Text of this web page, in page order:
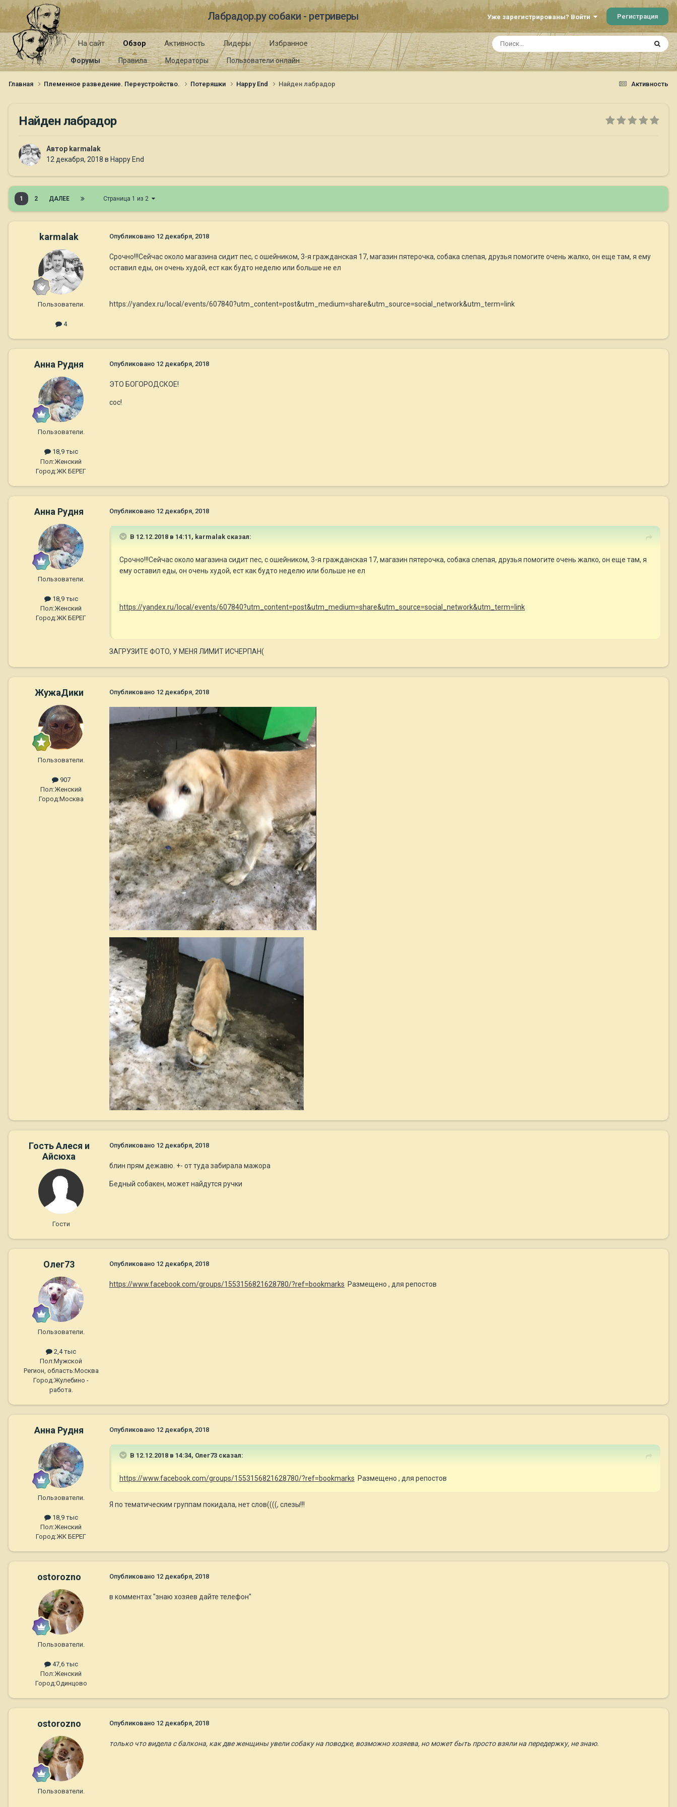
Лабрадор.ру собаки - ретриверы Уже зарегистрированы? Войти Регистрация
На сайт Обзор
Форумы Правила Модераторы Пользователи онлайн
Активность Лидеры Избранное
Активность
Главная Племенное разведение. Переустройство. Потеряшки Happy End Найден лабрадор
Найден лабрадор
Автор karmalak
12 декабря, 2018 в Happy End
1 2 ДАЛЕЕ Страница 1 из 2
karmalak
Пользователи.
4
Опубликовано 12 декабря, 2018
Срочно!!!Сейчас около магазина сидит пес, с ошейником, 3-я гражданская 17, магазин пятерочка, собака слепая, друзья помогите очень жалко, он еще там, я ему
оставил еды, он очень худой, ест как будто неделю или больше не ел
https://yandex.ru/local/events/607840?utm_content=post&utm_medium=share&utm_source=social_network&utm_term=link
Анна Рудня
Пользователи.
18,9 тыс
Пол:Женский
Город:ЖК БЕРЕГ
Опубликовано 12 декабря, 2018
ЭТО БОГОРОДСКОЕ!
сос!
Анна Рудня
Пользователи.
18,9 тыс
Пол:Женский
Город:ЖК БЕРЕГ
Опубликовано 12 декабря, 2018
В 12.12.2018 в 14:11, karmalak сказал:
Срочно!!!Сейчас около магазина сидит пес, с ошейником, 3-я гражданская 17, магазин пятерочка, собака слепая, друзья помогите очень жалко, он еще там, я
ему оставил еды, он очень худой, ест как будто неделю или больше не ел
https://yandex.ru/local/events/607840?utm_content=post&utm_medium=share&utm_source=social_network&utm_term=link
ЗАГРУЗИТЕ ФОТО, У МЕНЯ ЛИМИТ ИСЧЕРПАН(
ЖужаДики
Пользователи.
907
Пол:Женский
Город:Москва
Опубликовано 12 декабря, 2018
Гость Алеся и
Айсюха
Гости
Опубликовано 12 декабря, 2018
блин прям дежавю. +- от туда забирала мажора
Бедный собакен, может найдутся ручки
Олег73
Пользователи.
2,4 тыс
Пол:Мужской
Регион, область:Москва
Город:Жулебино -
работа.
Опубликовано 12 декабря, 2018
https://www.facebook.com/groups/1553156821628780/?ref=bookmarks Размещено , для репостов
Анна Рудня
Пользователи.
18,9 тыс
Пол:Женский
Город:ЖК БЕРЕГ
Опубликовано 12 декабря, 2018
В 12.12.2018 в 14:34, Олег73 сказал:
https://www.facebook.com/groups/1553156821628780/?ref=bookmarks Размещено , для репостов
Я по тематическим группам покидала, нет слов((((, слезы!!!
ostorozno
Пользователи.
47,6 тыс
Пол:Женский
Город:Одинцово
Опубликовано 12 декабря, 2018
в комментах "знаю хозяев дайте телефон"
ostorozno
Пользователи.
Опубликовано 12 декабря, 2018
только что видела с балкона, как две женщины увели собаку на поводке, возможно хозяева, но может быть просто взяли на передержку, не знаю.